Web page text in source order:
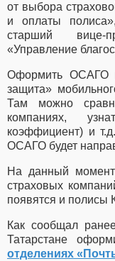
от выбора
и оплаты
старший вице-
«Управление
Оформить ОСАГО
защита»
Там можно
компаниях,
коэффициент) и
ОСАГО будет
На данный
страховых
появятся и полисы
Как сообщал
Татарстане
отделениях